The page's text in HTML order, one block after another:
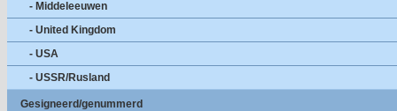
- Middeleeuwen
- United Kingdom
- USA
- USSR/Rusland
Gesigneerd/genummerd